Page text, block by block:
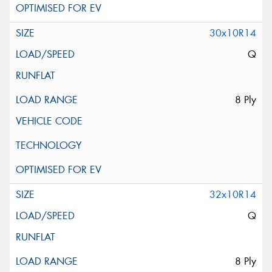
30x10R14
Q
8 Ply
32x10R14
Q
8 Ply